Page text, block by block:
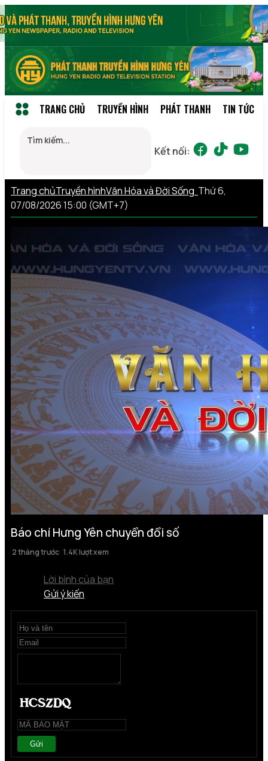
TRANG CHỦ TRUYỀN HÌNH PHÁT THANH TIN TỨC
Kết nối:
Trang chủTruyền hìnhVăn Hóa và Đời Sống Thứ 6,
07/08/2026 15:00 (GMT+7)
Báo chí Hưng Yên chuyển đổi số
2 tháng trước 1.4K lượt xem
Lời bình của bạn
Gửi ý kiến
Gửi